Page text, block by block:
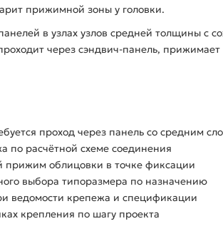
прижимной зоны у головки.
в узлах узлов средней толщины с
через сэндвич-панель,
проход через панель со средним
расчётной схеме соединения
прижим облицовки в точке фиксации
выбора типоразмера по назначению
ведомости крепежа и спецификации
крепления по шагу проекта